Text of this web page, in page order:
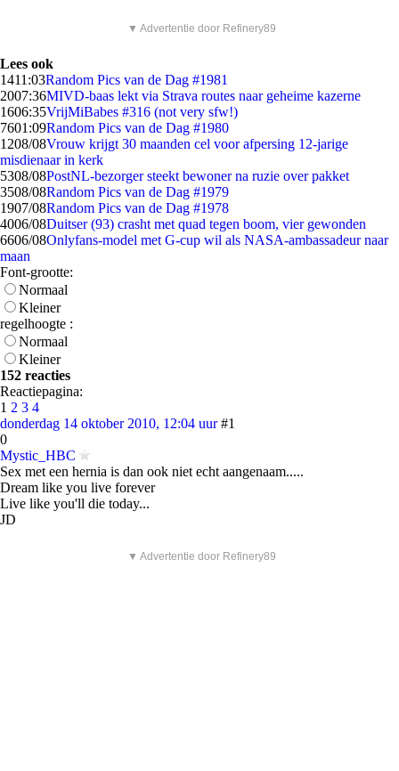
▼ Advertentie door Refinery89
Lees ook
1411:03Random Pics van de Dag #1981
2007:36MIVD-baas lekt via Strava routes naar geheime kazerne
1606:35VrijMiBabes #316 (not very sfw!)
7601:09Random Pics van de Dag #1980
1208/08Vrouw krijgt 30 maanden cel voor afpersing 12-jarige
misdienaar in kerk
5308/08PostNL-bezorger steekt bewoner na ruzie over pakket
3508/08Random Pics van de Dag #1979
1907/08Random Pics van de Dag #1978
4006/08Duitser (93) crasht met quad tegen boom, vier gewonden
6606/08Onlyfans-model met G-cup wil als NASA-ambassadeur naar
maan
Font-grootte:
Normaal
Kleiner
regelhoogte :
Normaal
Kleiner
152 reacties
Reactiepagina:
1 2 3 4
donderdag 14 oktober 2010, 12:04 uur #1
0
Mystic_HBC
Sex met een hernia is dan ook niet echt aangenaam.....
Dream like you live forever
Live like you'll die today...
JD
▼ Advertentie door Refinery89